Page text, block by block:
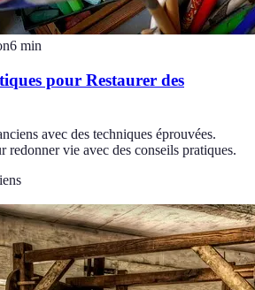
6 min
pour Restaurer des
avec des techniques éprouvées.
redonner vie avec des conseils pratiques.